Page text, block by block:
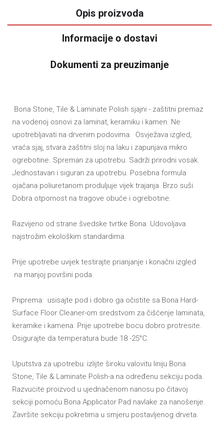
Opis proizvoda
Informacije o dostavi
Dokumenti za preuzimanje
Bona Stone, Tile & Laminate Polish sjajni - zaštitni premaz
na vodenoj osnovi za laminat, keramiku i kamen. Ne
upotrebljavati na drvenim podovima.
Osvježava izgled,
vraća sjaj, stvara zaštitni sloj na laku i zapunjava mikro
ogrebotine. Spreman za upotrebu. Sadrži prirodni vosak.
Jednostavan i siguran za upotrebu. Posebna formula
ojačana poliuretanom produljuje vijek trajanja. Brzo suši.
Dobra otpornost na tragove obuće i ogrebotine.
Razvijeno od strane švedske tvrtke Bona. Udovoljava
najstrožim ekološkim standardima.
Prije upotrebe uvijek testirajte prianjanje i konačni izgled
na manjoj površini poda.
Priprema: usisajte pod i dobro ga očistite sa Bona Hard-
Surface Floor Cleaner-om sredstvom za čišćenje laminata,
keramike i kamena. Prije upotrebe bocu dobro protresite.
Osigurajte da temperatura bude 18 -25°C.
Uputstva za upotrebu: izlijte široku valovitu liniju Bona
Stone, Tile & Laminate Polish-a na određenu sekciju poda.
Razvucite proizvod u ujednačenom nanosu po čitavoj
sekciji pomoću Bona Applicator Pad navlake za nanošenje.
Završite sekciju pokretima u smjeru postavljenog drveta.